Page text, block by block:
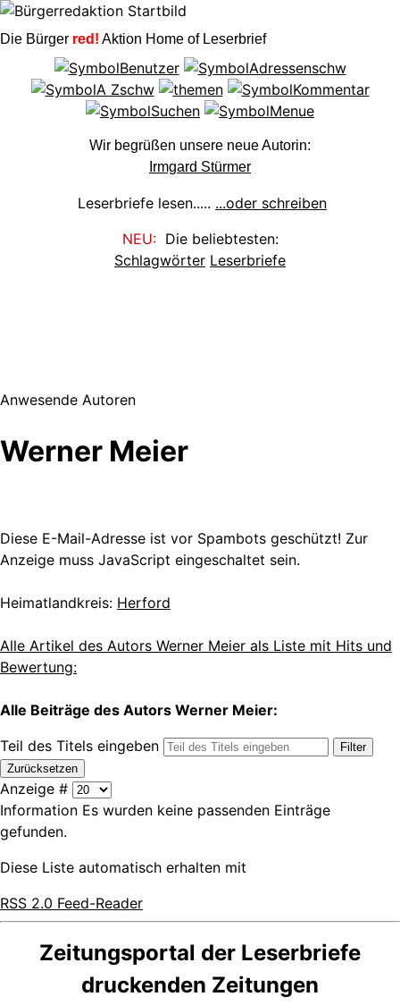
Die Bürger red! Aktion Home of Leserbrief
Wir begrüßen unsere neue Autorin:
Irmgard Stürmer
Leserbriefe lesen..... ...oder schreiben
NEU:Die beliebtesten:
Schlagwörter Leserbriefe
Anwesende Autoren
Werner Meier
Diese E-Mail-Adresse ist vor Spambots geschützt! Zur
Anzeige muss JavaScript eingeschaltet sein.
Heimatlandkreis: Herford
Alle Artikel des Autors Werner Meier als Liste mit Hits und
Bewertung:
Alle Beiträge des Autors Werner Meier:
Teil des Titels eingeben
Filter
Zurücksetzen
Anzeige #
Information Es wurden keine passenden Einträge
gefunden.
Diese Liste automatisch erhalten mit
RSS 2.0 Feed-Reader
Zeitungsportal der Leserbriefe
druckenden Zeitungen